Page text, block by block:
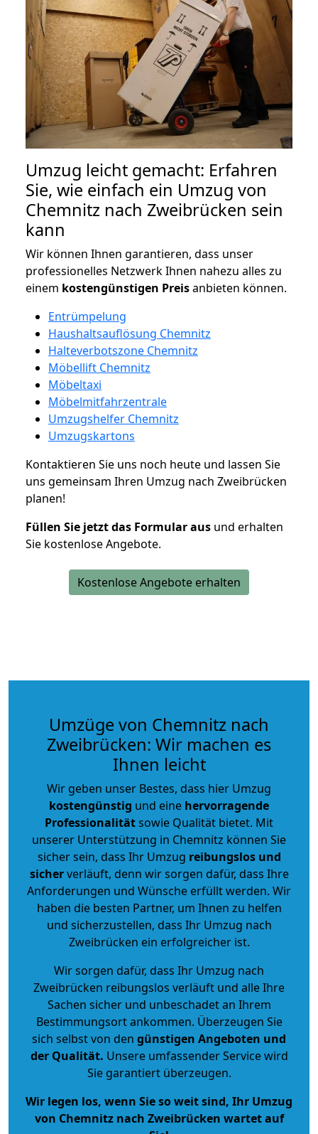
Umzug leicht gemacht: Erfahren
Sie, wie einfach ein Umzug von
Chemnitz nach Zweibrücken sein
kann
Wir können Ihnen garantieren, dass unser
professionelles Netzwerk Ihnen nahezu alles zu
einem kostengünstigen Preisanbieten können.
Entrümpelung
Haushaltsauflösung Chemnitz
Halteverbotszone Chemnitz
Möbellift Chemnitz
Möbeltaxi
Möbelmitfahrzentrale
Umzugshelfer Chemnitz
Umzugskartons
Kontaktieren Sie uns noch heute und lassen Sie
uns gemeinsam Ihren Umzug nach Zweibrücken
planen!
Füllen Sie jetzt das Formular aus und erhalten
Sie kostenlose Angebote.
Kostenlose Angebote erhalten
Umzüge von Chemnitz nach
Zweibrücken: Wir machen es
Ihnen leicht
Wir geben unser Bestes, dass hier Umzug
kostengünstig und eine hervorragende
Professionalitätsowie Qualität bietet. Mit
unserer Unterstützung in Chemnitz können Sie
sicher sein, dass Ihr Umzug reibungslos und
sicherverläuft, denn wir sorgen dafür, dass Ihre
Anforderungen und Wünsche erfüllt werden. Wir
haben die besten Partner, um Ihnen zu helfen
und sicherzustellen, dass Ihr Umzug nach
Zweibrücken ein erfolgreicher ist.
Wir sorgen dafür, dass Ihr Umzug nach
Zweibrücken reibungslos verläuft und alle Ihre
Sachen sicher und unbeschadet an Ihrem
Bestimmungsort ankommen. Überzeugen Sie
sich selbst von den günstigen Angeboten und
der Qualität. Unsere umfassender Service wird
Sie garantiert überzeugen.
Wir legen los, wenn Sie so weit sind, Ihr Umzug
von Chemnitz nach Zweibrücken wartet auf